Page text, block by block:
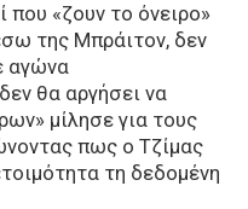
που «ζουν το όνειρο»
της Μπράιτον, δεν
αγώνα
θα αργήσει να
μίλησε για τους
πως ο Τζίμας
τη δεδομένη